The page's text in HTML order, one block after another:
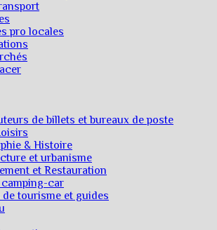
pro locales
de billets et bureaux de poste
& Histoire
et urbanisme
et Restauration
car
tourisme et guides